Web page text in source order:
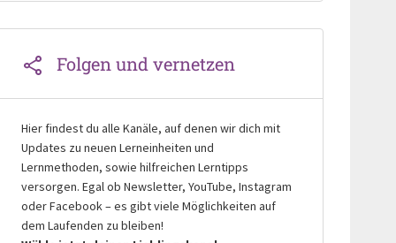
Folgen und vernetzen
Hier findest du alle Kanäle, auf denen wir dich mit
Updates zu neuen Lerneinheiten und
Lernmethoden, sowie hilfreichen Lerntipps
versorgen. Egal ob Newsletter, YouTube, Instagram
oder Facebook – es gibt viele Möglichkeiten auf
dem Laufenden zu bleiben!